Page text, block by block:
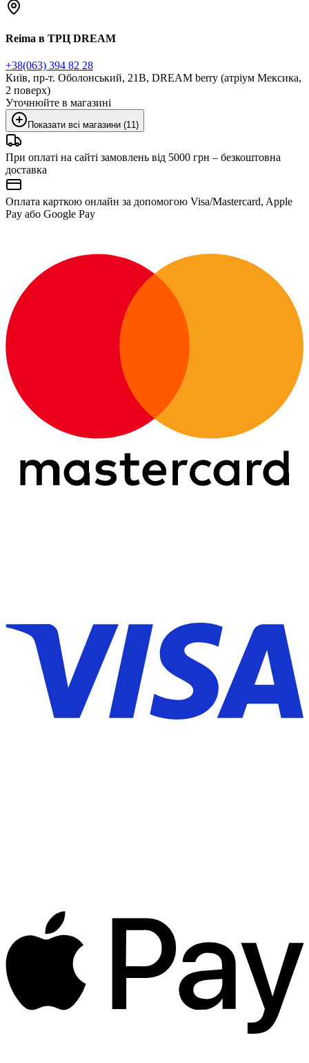
Reima в ТРЦ DREAM
+38(063) 394 82 28
Київ, пр-т. Оболонський, 21В, DREAM berry (атріум Мексика,
2 поверх)
Уточнюйте в магазині
Показати всі магазини (11)
При оплаті на сайті замовлень від 5000 грн – безкоштовна
доставка
Оплата карткою онлайн за допомогою Visa/Mastercard, Apple
Pay або Google Pay